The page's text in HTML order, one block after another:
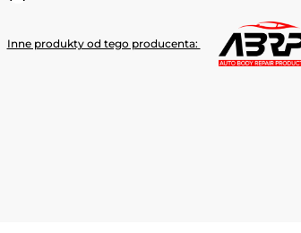
Inne produkty od tego producenta: